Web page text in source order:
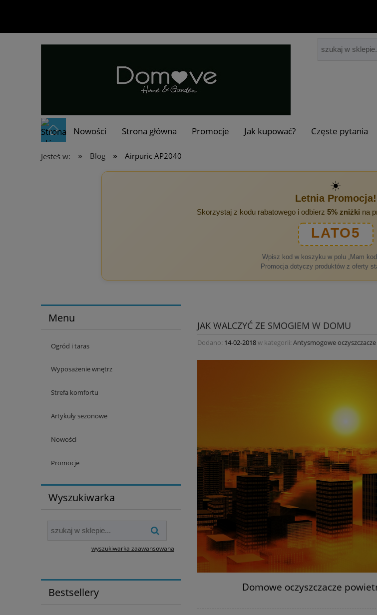
Nowości Strona główna Promocje Jak kupować? Częste pytania
Jesteś w: » Blog » Airpuric AP2040
☀️
Letnia Promocja!
Skorzystaj z kodu rabatowego i odbierz 5% zniżki na
LATO5
Wpisz kod w koszyku w polu „Mam
Promocja dotyczy produktów z oferty
Menu
Ogród i taras
Wyposażenie wnętrz
Strefa komfortu
Artykuły sezonowe
Nowości
Promocje
Wyszukiwarka
wyszukiwarka zaawansowana
Bestsellery
JAK WALCZYĆ ZE SMOGIEM W DOMU
Dodano: 14-02-2018w kategorii: Antysmogowe
Domowe oczyszczacze